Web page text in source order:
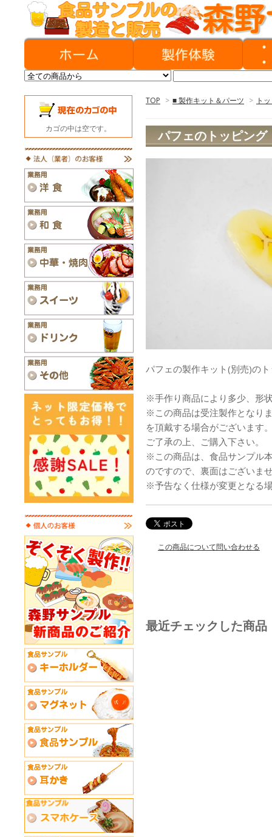
TOP > ■ 製作キット＆パーツ > ト
パフェのトッピン
パフェの製作キット(別売)の
※手作り商品により多少、形
※この商品は受注製作となり
を頂戴する場合がございます
ご了承の上、ご購入下さい。
※この商品は、食品サンプル
のですので、裏面はございま
※予告なく仕様が変更となる
この商品について問い合わせる
最近チェックした商品
カゴの中は空です。